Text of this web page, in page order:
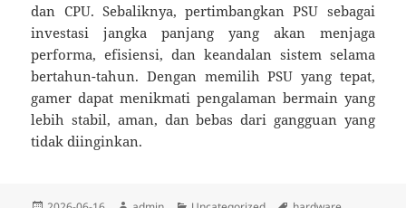
dan CPU. Sebaliknya, pertimbangkan PSU sebagai
investasi jangka panjang yang akan menjaga
performa, efisiensi, dan keandalan sistem selama
bertahun-tahun. Dengan memilih PSU yang tepat,
gamer dapat menikmati pengalaman bermain yang
lebih stabil, aman, dan bebas dari gangguan yang
tidak diinginkan.